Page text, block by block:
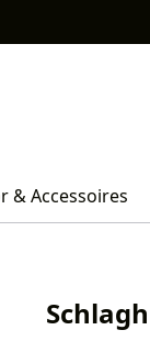
& Accessoires